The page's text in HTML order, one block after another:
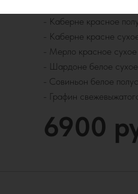
Напиток на выбор
- Каберне красное
- Каберне красне
- Мерло красное сухое
- Шардоне белое сухое
- Совиньон белое
- Графин
6900